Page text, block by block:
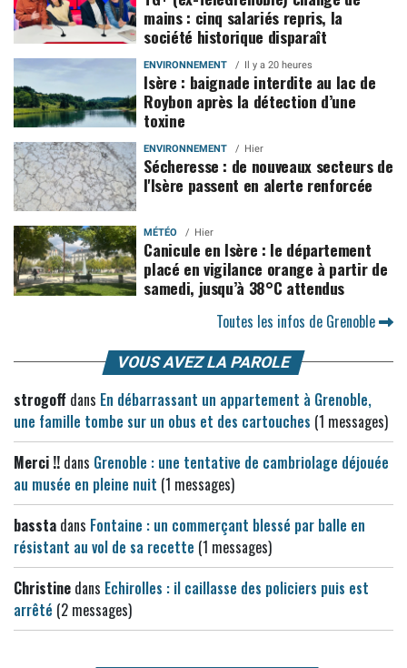
mains : cinq salariés repris, la
société historique disparaît
ENVIRONNEMENT Il y a 20 heures
Isère : baignade interdite au lac de
Roybon après la détection d’une
toxine
ENVIRONNEMENT Hier
Sécheresse : de nouveaux secteurs de
l'Isère passent en alerte renforcée
MÉTÉO Hier
Canicule en Isère : le département
placé en vigilance orange à partir de
samedi, jusqu’à 38°C attendus
Toutes les infos de Grenoble
VOUS AVEZ LA PAROLE
strogoff dans En débarrassant un appartement à Grenoble,
une famille tombe sur un obus et des cartouches (1 messages)
Merci !! dans Grenoble : une tentative de cambriolage déjouée
au musée en pleine nuit (1 messages)
bassta dans Fontaine : un commerçant blessé par balle en
résistant au vol de sa recette (1 messages)
Christine dans Echirolles : il caillasse des policiers puis est
arrêté (2 messages)